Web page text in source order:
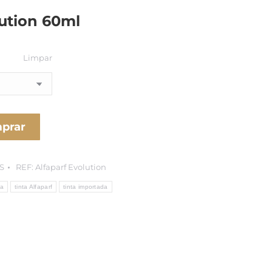
60ml
Limpar
REF: Alfaparf Evolution
tinta Alfaparf tinta importada